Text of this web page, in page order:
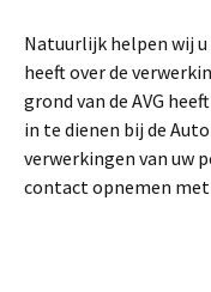
Natuurlijk helpen wij
heeft over de
grond van de AVG
in te dienen bij de
verwerkingen van uw
contact opnemen